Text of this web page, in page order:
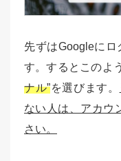
先ずはGoogleにロ
す。するとこのよ
ナル”を選びます。
ない人は、アカウ
さい。